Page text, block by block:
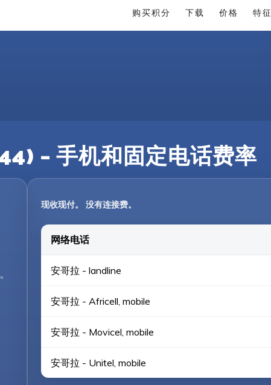
购买积分 下载 价格 特征
– 手机和固定电话费率
现收现付。 没有连接费。
网络电话
安哥拉 - landline
安哥拉 - Africell, mobile
安哥拉 - Movicel, mobile
安哥拉 - Unitel, mobile